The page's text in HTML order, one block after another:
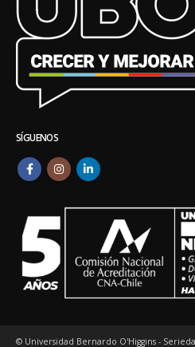
SÍGUENOS
© Universidad Bernardo O'Higgins -